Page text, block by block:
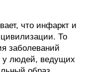
что инфаркт и
То
заболеваний
у людей, ведущих